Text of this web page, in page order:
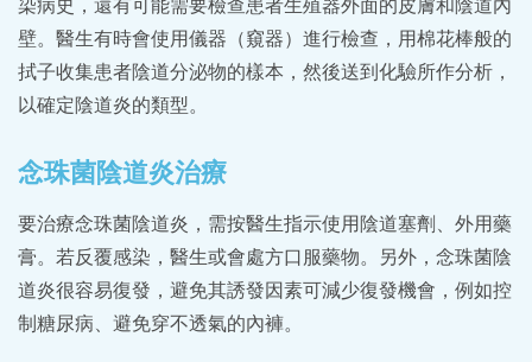
染病史，還有可能需要檢查患者生殖器外面的皮膚和陰道內
壁。醫生有時會使用儀器（窺器）進行檢查，用棉花棒般的
拭子收集患者陰道分泌物的樣本，然後送到化驗所作分析，
以確定陰道炎的類型。
念珠菌陰道炎治療
要治療念珠菌陰道炎，需按醫生指示使用陰道塞劑、外用藥
膏。若反覆感染，醫生或會處方口服藥物。另外，念珠菌陰
道炎很容易復發，避免其誘發因素可減少復發機會，例如控
制糖尿病、避免穿不透氣的內褲。